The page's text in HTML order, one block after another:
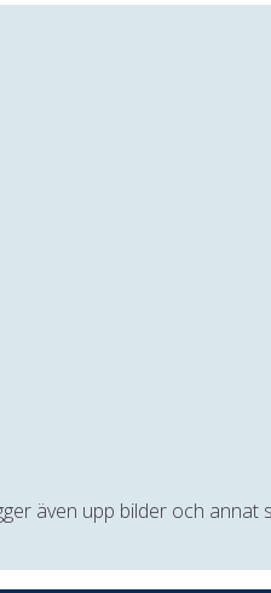
även upp bilder och